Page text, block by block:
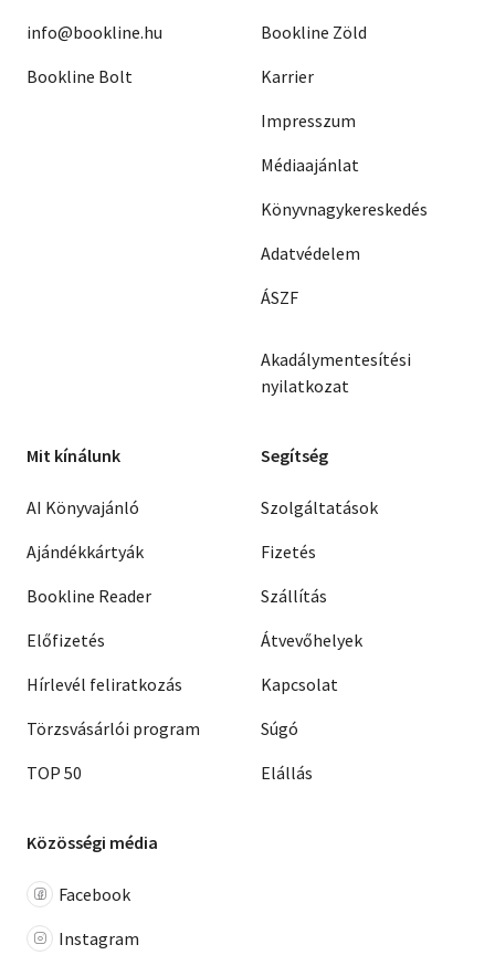
info@bookline.hu
Bookline Bolt
Bookline Zöld
Karrier
Impresszum
Médiaajánlat
Könyvnagykereskedés
Adatvédelem
ÁSZF
Akadálymentesítési
nyilatkozat
Mit kínálunk
AI Könyvajánló
Ajándékkártyák
Bookline Reader
Előfizetés
Hírlevél feliratkozás
Törzsvásárlói program
TOP 50
Segítség
Szolgáltatások
Fizetés
Szállítás
Átvevőhelyek
Kapcsolat
Súgó
Elállás
Közösségi média
Facebook
Instagram